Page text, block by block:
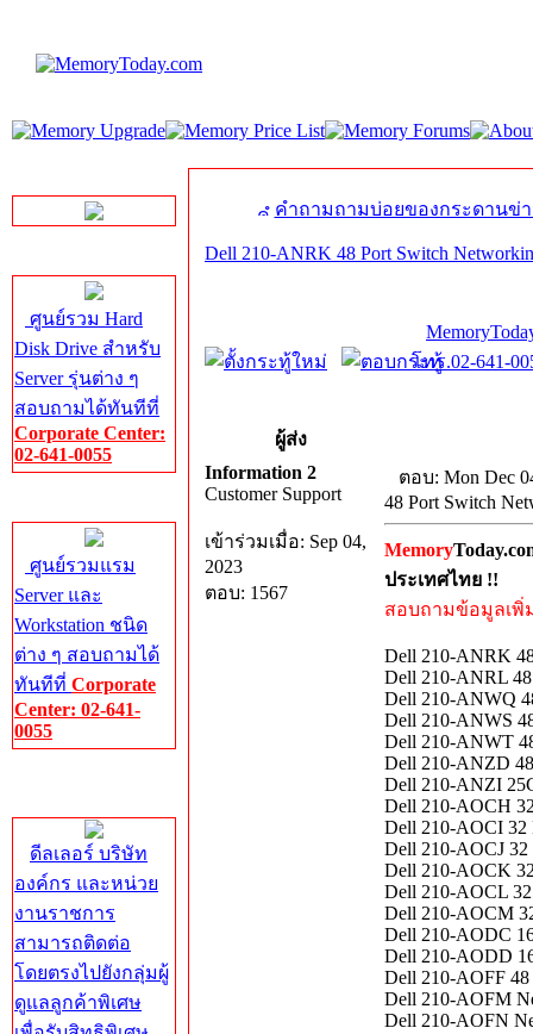
ศูนย์รวม Hard
Disk Drive สำหรับ
Server รุ่นต่าง ๆ
สอบถามได้ทันทีที่
Corporate Center:
02-641-0055
ศูนย์รวมแรม
Server และ
Workstation ชนิด
ต่าง ๆ สอบถามได้
ทันทีที่ Corporate
Center: 02-641-
0055
ดีลเลอร์ บริษัท
องค์กร และหน่วย
งานราชการ
สามารถติดต่อ
โดยตรงไปยังกลุ่มผู้
ดูแลลูกค้าพิเศษ
คำถามถามบ่อยของกระดานข่
Dell 210-ANRK 48 Port Switch
โทร.02-641-
ผู้ส่ง
Information 2
Customer Support
เข้าร่วมเมื่อ: Sep 04,
2023
ตอบ: 1567
ตอบ: Mon Dec
48 Port Switch
Memory
ประเทศไทย !!
สอบถามข้อมูลเพิ่
Dell 210-ANRK
Dell 210-ANRL
Dell 210-ANWQ
Dell 210-ANWS
Dell 210-ANWT
Dell 210-ANZD
Dell 210-ANZI
Dell 210-AOCH
Dell 210-AOCI 32
Dell 210-AOCJ 32
Dell 210-AOCK
Dell 210-AOCL
Dell 210-AOCM
Dell 210-AODC
Dell 210-AODD
Dell 210-AOFF 48
Dell 210-AOFM
Dell 210-AOFN